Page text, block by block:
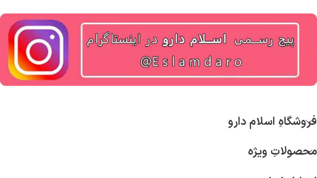
فروشگاهِ اسلام دارو
محصولاتِ ویژه